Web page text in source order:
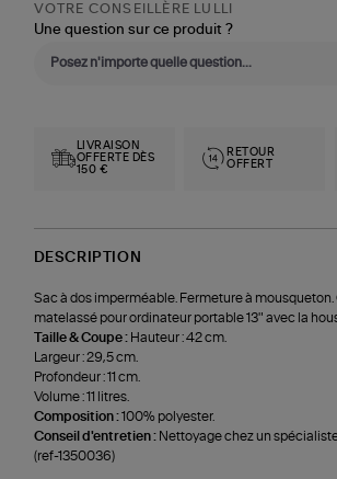
VOTRE CONSEILLÈRE LULLI
Une question sur ce produit ?
LIVRAISON
OFFERTE DÈS
150 €
RETOUR
OFFERT
DESCRIPTION
Sac à dos imperméable. Fermeture à
matelassé pour ordinateur portable 13" avec la
Taille & Coupe : Hauteur : 42 cm.
Largeur : 29,5 cm.
Profondeur : 11 cm.
Volume : 11 litres.
Composition :100% polyester.
Conseil d'entretien : Nettoyage chez un
(ref-1350036)